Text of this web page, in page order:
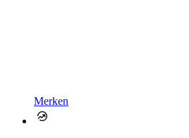
Merken